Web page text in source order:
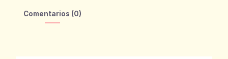
Comentarios (0)